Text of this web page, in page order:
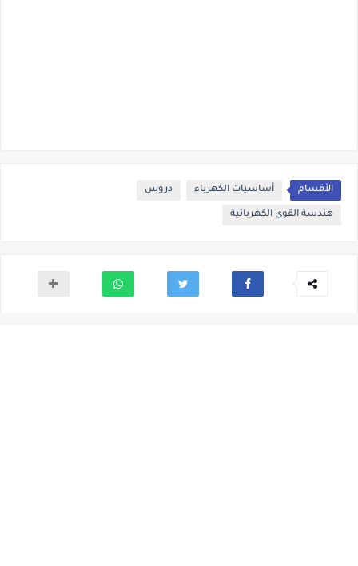
الأقسام أساسيات الكهرباء دروس
هندسة القوى الكهربائية